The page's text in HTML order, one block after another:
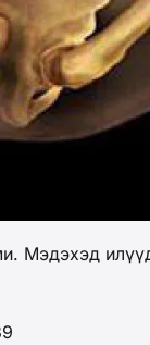
Мэдэхэд